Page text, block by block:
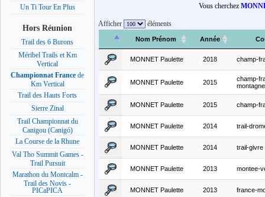
Un Ti Tour En Plus
Hors Réunion
Trail des 6 Burons
Méribel Trails et Km
Vertical
Championnat France de
Km Vertical
Trail des Hauts Forts
Sierre Zinal
Trail Championnat du
Canigou (Canigó)
La Course de la Rhune
Val Tho Summit Games -
Trail Pursuit
Marathon du Montcalm -
Trail des Novis -
PICaPICA
Vous cherchez
Afficher éléments
Nom Prénom Année
MONNET Paulette 2018 champ-
MONNET Paulette 2015
champ-
MONNET Paulette 2015 champ-
MONNET Paulette 2014 trail-
MONNET Paulette 2014 trail-givre
MONNET Paulette 2013 montee-
MONNET Paulette 2013 france-